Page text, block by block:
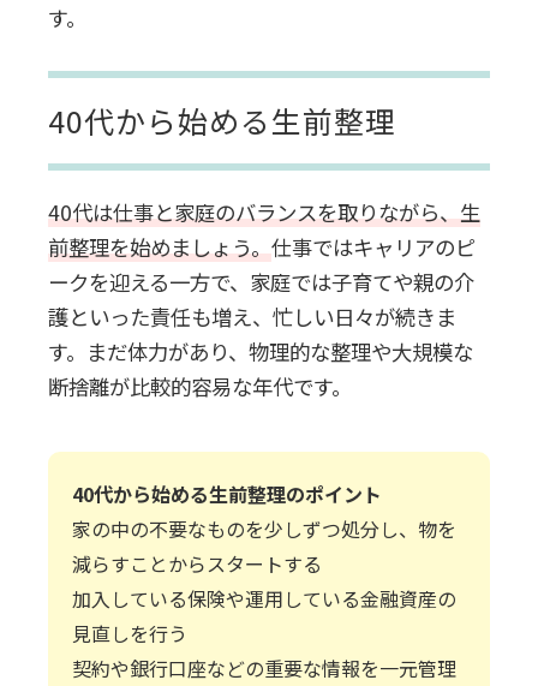
す。
40代から始める生前整理
40代は仕事と家庭のバランスを取りながら、生
前整理を始めましょう。仕事ではキャリアのピ
ークを迎える一方で、家庭では子育てや親の介
護といった責任も増え、忙しい日々が続きま
す。まだ体力があり、物理的な整理や大規模な
断捨離が比較的容易な年代です。
40代から始める生前整理のポイント
家の中の不要なものを少しずつ処分し、物を
減らすことからスタートする
加入している保険や運用している金融資産の
見直しを行う
契約や銀行口座などの重要な情報を一元管理